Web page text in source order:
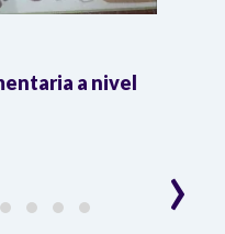
a nivel
›